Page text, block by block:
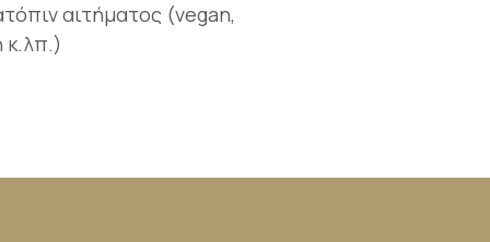
αιτήματος (vegan,
κ.λπ.)